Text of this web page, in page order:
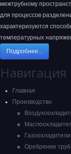
межтрубному
для процессов
характеризуются
температурных
Подробнее...
Навигация
Главная
Производство
Газоохладители
Оребрение труб